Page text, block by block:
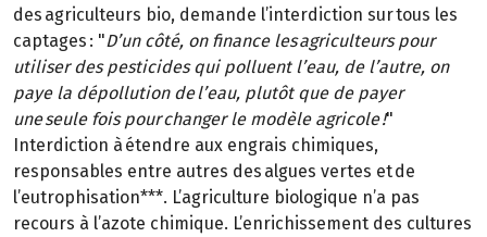
des agriculteurs bio, demande l’interdiction sur tous les
captages : "D’un côté, on finance les agriculteurs pour
utiliser des pesticides qui polluent l’eau, de l’autre, on
paye la dépollution de l’eau, plutôt que de payer
une seule fois pour changer le modèle agricole !"
Interdiction à étendre aux engrais chimiques,
responsables entre autres des algues vertes et de
l’eutrophisation***. L’agriculture biologique n’a pas
recours à l’azote chimique. L’enrichissement des cultures